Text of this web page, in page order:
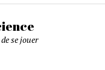
se jouer